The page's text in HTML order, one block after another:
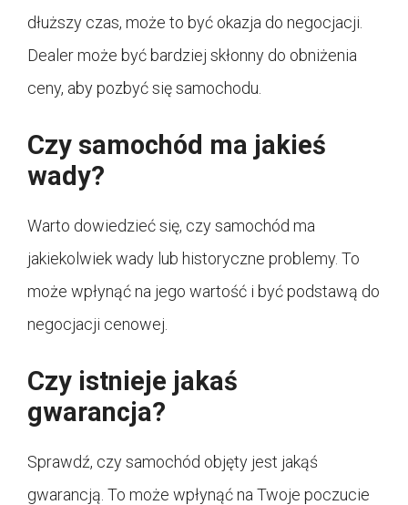
dłuższy czas, może to być okazja do negocjacji.
Dealer może być bardziej skłonny do obniżenia
ceny, aby pozbyć się samochodu.
Czy samochód ma jakieś
wady?
Warto dowiedzieć się, czy samochód ma
jakiekolwiek wady lub historyczne problemy. To
może wpłynąć na jego wartość i być podstawą do
negocjacji cenowej.
Czy istnieje jakaś
gwarancja?
Sprawdź, czy samochód objęty jest jakąś
gwarancją. To może wpłynąć na Twoje poczucie